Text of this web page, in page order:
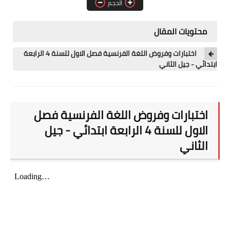
مسابقة الشبه الطبي 2021
الحجم
محتويات المقال
اختبارات وفروض اللغة الفرنسية فصل الاول للسنة 4 الرابعة
ابتدائي - جيل الثاني
اختبارات وفروض اللغة الفرنسية فصل
الاول للسنة 4 الرابعة ابتدائي - جيل
الثاني